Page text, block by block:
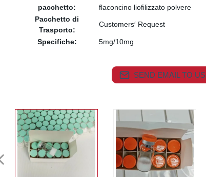
pacchetto:
flaconcino liofilizzato polvere
Pacchetto di
Trasporto:
Customers′ Request
Specifiche: 5mg/10mg
SEND EMAIL TO US